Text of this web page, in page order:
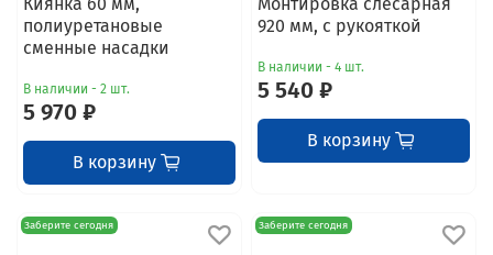
полиуретановые
сменные насадки
В наличии - 2 шт.
5 970 ₽
В корзину
920 мм, с рукояткой
В наличии - 4 шт.
5 540 ₽
В корзину
Заберите сегодня Заберите сегодня